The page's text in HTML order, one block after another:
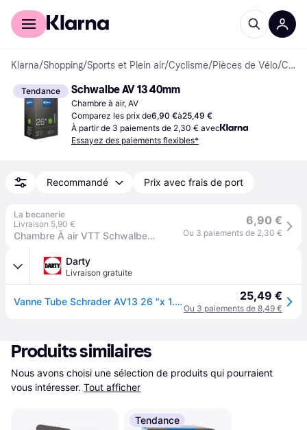
Acheter avec Klarna
Klarna/Shopping/Sports et Plein air/Cyclisme/Pièces de Vélo/ Chambres à air
Tendance Schwalbe AV 13 40mm
Chambre à air, AV
Comparez les prix de6,90 €à25,49 €
À partir de 3 paiements de 2,30 € avec
Essayez des paiements flexibles*
Recommandé Prix avec frais de port
La becanerie
Livraison 5,90 €
Chambre Ã air VTT Schwalbe AV13 26x1.50-2.40 valve Schrader (40 mm)
6,90 €
Ou 3 paiements de 2,30 €
Darty
Livraison gratuite
Vanne Tube Schrader AV13 26 "x 1.5 / 2.5 SV 25,49 €
Ou 3 paiements de 8,49 €
Produits similaires
Nous avons choisi une sélection de produits qui pourraient
vous intéresser. Tout afficher
Tendance